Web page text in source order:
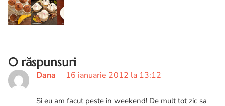
0 răspunsuri
Dana 16 ianuarie 2012 la 13:12
Si eu am facut peste in weekend! De mult tot zic sa